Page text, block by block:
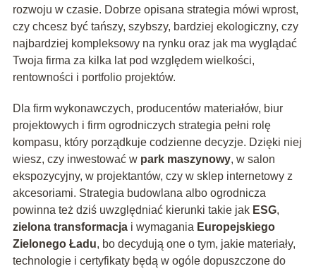
rozwoju w czasie. Dobrze opisana strategia mówi wprost,
czy chcesz być tańszy, szybszy, bardziej ekologiczny, czy
najbardziej kompleksowy na rynku oraz jak ma wyglądać
Twoja firma za kilka lat pod względem wielkości,
rentowności i portfolio projektów.
Dla firm wykonawczych, producentów materiałów, biur
projektowych i firm ogrodniczych strategia pełni rolę
kompasu, który porządkuje codzienne decyzje. Dzięki niej
wiesz, czy inwestować w park maszynowy, w salon
ekspozycyjny, w projektantów, czy w sklep internetowy z
akcesoriami. Strategia budowlana albo ogrodnicza
powinna też dziś uwzględniać kierunki takie jak ESG,
zielona transformacjai wymagania Europejskiego
Zielonego Ładu, bo decydują one o tym, jakie materiały,
technologie i certyfikaty będą w ogóle dopuszczone do